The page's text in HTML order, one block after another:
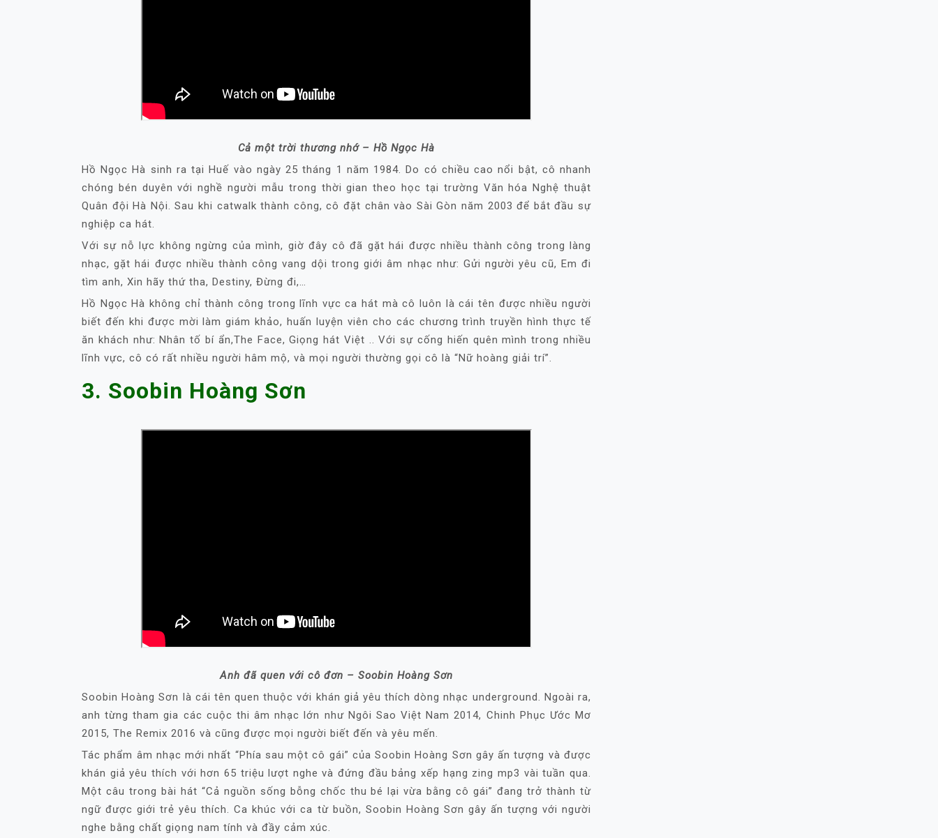
Cả một trời thương nhớ – Hồ Ngọc Hà
Hồ Ngọc Hà sinh ra tại Huế vào ngày 25 tháng 1 năm 1984. Do có chiều cao nổi bật, cô nhanh
chóng bén duyên với nghề người mẫu trong thời gian theo học tại trường Văn hóa Nghệ thuật
Quân đội Hà Nội. Sau khi catwalk thành công, cô đặt chân vào Sài Gòn năm 2003 để bắt đầu sự
nghiệp ca hát.
Với sự nỗ lực không ngừng của mình, giờ đây cô đã gặt hái được nhiều thành công trong làng
nhạc, gặt hái được nhiều thành công vang dội trong giới âm nhạc như: Gửi người yêu cũ, Em đi
tìm anh, Xin hãy thứ tha, Destiny, Đừng đi,…
Hồ Ngọc Hà không chỉ thành công trong lĩnh vực ca hát mà cô luôn là cái tên được nhiều người
biết đến khi được mời làm giám khảo, huấn luyện viên cho các chương trình truyền hình thực tế
ăn khách như: Nhân tố bí ẩn,The Face, Giọng hát Việt .. Với sự cống hiến quên mình trong nhiều
lĩnh vực, cô có rất nhiều người hâm mộ, và mọi người thường gọi cô là “Nữ hoàng giải trí”.
3. Soobin Hoàng Sơn
Anh đã quen với cô đơn – Soobin Hoàng Sơn
Soobin Hoàng Sơn là cái tên quen thuộc với khán giả yêu thích dòng nhạc underground. Ngoài ra,
anh từng tham gia các cuộc thi âm nhạc lớn như Ngôi Sao Việt Nam 2014, Chinh Phục Ước Mơ
2015, The Remix 2016 và cũng được mọi người biết đến và yêu mến.
Tác phẩm âm nhạc mới nhất “Phía sau một cô gái” của Soobin Hoàng Sơn gây ấn tượng và được
khán giả yêu thích với hơn 65 triệu lượt nghe và đứng đầu bảng xếp hạng zing mp3 vài tuần qua.
Một câu trong bài hát “Cả nguồn sống bỗng chốc thu bé lại vừa bằng cô gái” đang trở thành từ
ngữ được giới trẻ yêu thích. Ca khúc với ca từ buồn, Soobin Hoàng Sơn gây ấn tượng với người
nghe bằng chất giọng nam tính và đầy cảm xúc.